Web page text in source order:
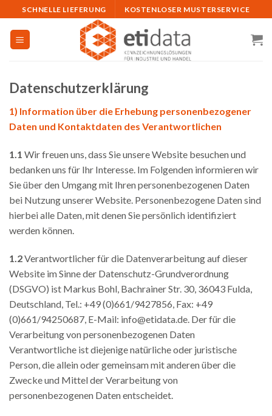
to
content
SCHNELLE LIEFERUNG KOSTENLOSER MUSTERSERVICE
Datenschutzerklärung
1) Information über die Erhebung personenbezogener
Daten und Kontaktdaten des Verantwortlichen
1.1 Wir freuen uns, dass Sie unsere Website besuchen und
bedanken uns für Ihr Interesse. Im Folgenden informieren wir
Sie über den Umgang mit Ihren personenbezogenen Daten
bei Nutzung unserer Website. Personenbezogene Daten sind
hierbei alle Daten, mit denen Sie persönlich identifiziert
werden können.
1.2Verantwortlicher für die Datenverarbeitung auf dieser
Website im Sinne der Datenschutz-Grundverordnung
(DSGVO) ist Markus Bohl, Bachrainer Str. 30, 36043 Fulda,
Deutschland, Tel.: +49 (0)661/9427856, Fax: +49
(0)661/94250687, E-Mail: info@etidata.de. Der für die
Verarbeitung von personenbezogenen Daten
Verantwortliche ist diejenige natürliche oder juristische
Person, die allein oder gemeinsam mit anderen über die
Zwecke und Mittel der Verarbeitung von
personenbezogenen Daten entscheidet.